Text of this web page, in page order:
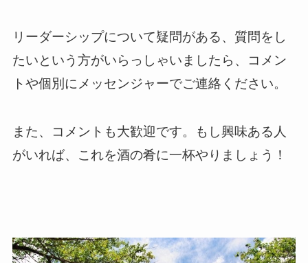
リーダーシップについて疑問がある、質問をし
たいという方がいらっしゃいましたら、コメン
トや個別にメッセンジャーでご連絡ください。
また、コメントも大歓迎です。もし興味ある人
がいれば、これを酒の肴に一杯やりましょう！